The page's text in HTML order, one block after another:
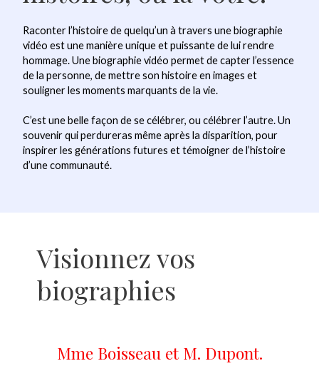
Raconter l’histoire de quelqu’un à travers une biographie
vidéo est une manière unique et puissante de lui rendre
hommage. Une biographie vidéo permet de capter l’essence
de la personne, de mettre son histoire en images et
souligner les moments marquants de la vie.
C’est une belle façon de se célébrer, ou célébrer l’autre. Un
souvenir qui perdureras même après la disparition, pour
inspirer les générations futures et témoigner de l’histoire
d’une communauté.
Visionnez vos
biographies
Mme Boisseau et M. Dupont.